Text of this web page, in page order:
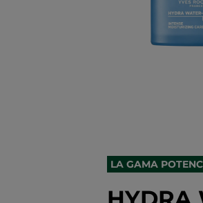
LA GAMA